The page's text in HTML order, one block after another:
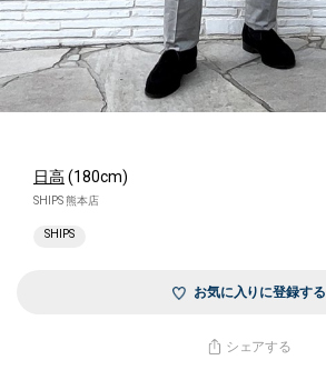
日高 (180cm)
SHIPS 熊本店
SHIPS
お気に入りに登録する
シェアする